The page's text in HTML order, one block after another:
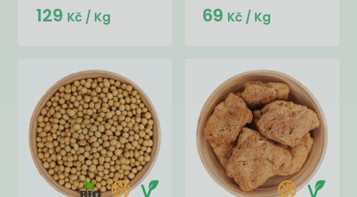
129 Kč / Kg 69 Kč / Kg